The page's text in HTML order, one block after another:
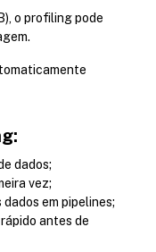
o profiling pode
dados;
vez;
em pipelines;
antes de